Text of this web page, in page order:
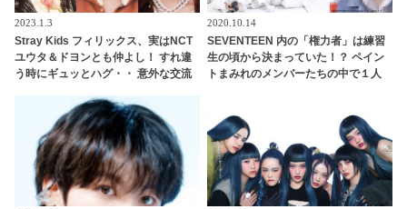
2023.1.3
Stray Kids フィリックス、実はNCT
ユウタ＆ドヨンとも仲よし！ すれ違
う時にギュッとハグ・・ 意外な交流
2020.10.14
SEVENTEEN 内の「権力者」は練習
生の頃から決まっていた！？ ペイン
トまみれのメンバーたちの中で１人